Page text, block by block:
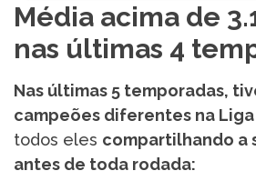
Média acima de
nas últimas 4
Nas últimas 5 temporadas,
campeões diferentes na Liga
todos eles compartilhando a
antes de toda rodada: